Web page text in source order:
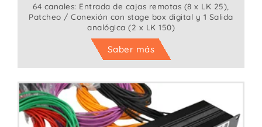
64 canales: Entrada de cajas remotas (8 x LK 25),
Patcheo / Conexión con stage box digital y 1 Salida
analógica (2 x LK 150)
Saber más